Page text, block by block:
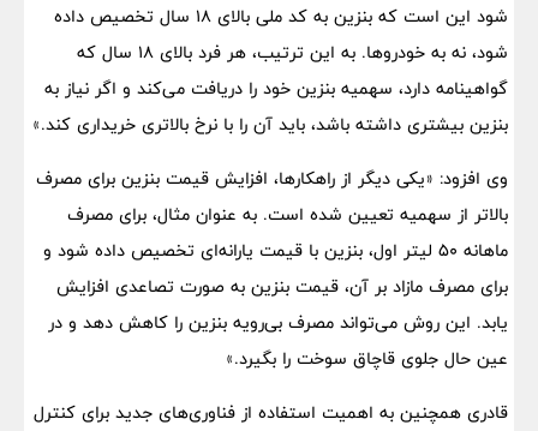
شود این است که بنزین به کد ملی بالای ۱۸ سال تخصیص داده
شود، نه به خودروها. به این ترتیب، هر فرد بالای ۱۸ سال که
گواهینامه دارد، سهمیه بنزین خود را دریافت می‌کند و اگر نیاز به
بنزین بیشتری داشته باشد، باید آن را با نرخ بالاتری خریداری کند.»
وی افزود: «یکی دیگر از راهکارها، افزایش قیمت بنزین برای مصرف
بالاتر از سهمیه تعیین شده است. به عنوان مثال، برای مصرف
ماهانه ۵۰ لیتر اول، بنزین با قیمت یارانه‌ای تخصیص داده شود و
برای مصرف مازاد بر آن، قیمت بنزین به صورت تصاعدی افزایش
یابد. این روش می‌تواند مصرف بی‌رویه بنزین را کاهش دهد و در
عین حال جلوی قاچاق سوخت را بگیرد.»
قادری همچنین به اهمیت استفاده از فناوری‌های جدید برای کنترل